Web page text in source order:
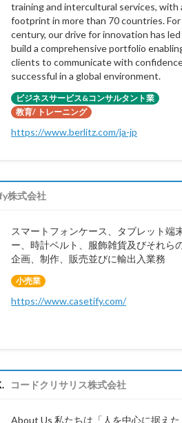
training and intercultural services, with
footprint in more than 70 countries. For
century, our drive for innovation has
build a comprehensive portfolio
clients to communicate with
successful in a global environment.
ビジネスサービス&コンサルタント業
教育/ トレーニング
https://www.berlitz.com/ja-jp
株式会社
スマートフォンケース、タブレット端
ー、時計ベルト、服飾雑貨及びそれら
企画、制作、販売並びに輸出入業務
小売業
https://www.casetify.com/
コードクリサリス株式会社
About Us 私たちは「人を中心に据え